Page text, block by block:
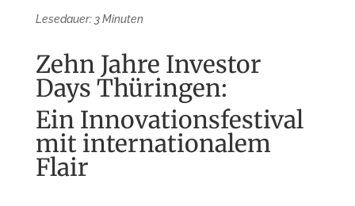
Lesedauer: 3 Minuten
Zehn Jahre Investor
Days Thüringen:
Ein Innovationsfestival
mit internationalem
Flair